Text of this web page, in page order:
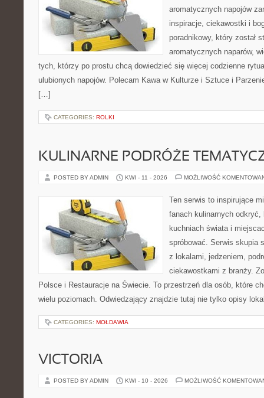
aromatycznych napojów
inspiracje, ciekawostki i
poradnikowy, który został
aromatycznych naparów,
tych, którzy po prostu chcą dowiedzieć się więcej codzienne
ulubionych napojów. Polecam Kawa w Kulturze i Sztuce i
[…]
CATEGORIES: ROLKI
KULINARNE PODRÓŻE
POSTED BY ADMIN KWI - 11 - 2026 MOŻLIWOŚĆ
Ten serwis to inspirujące
fanach kulinarnych
kuchniach świata i
spróbować. Serwis skupia
z lokalami, jedzeniem,
ciekawostkami z branży.
Polsce i Restauracje na Świecie. To przestrzeń dla osób, które
wielu poziomach. Odwiedzający znajdzie tutaj nie tylko opisy
CATEGORIES: MOŁDAWIA
VICTORIA
POSTED BY ADMIN KWI - 10 - 2026 MOŻLIWOŚĆ